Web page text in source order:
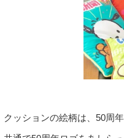
クッションの絵柄は、50周